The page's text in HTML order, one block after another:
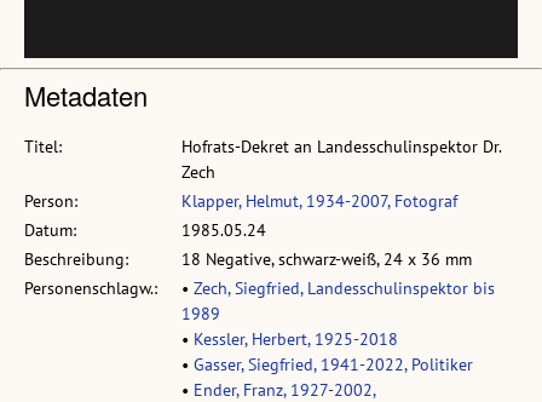
Metadaten
Titel:
Hofrats-Dekret an Landesschulinspektor Dr.
Zech
Person:
Klapper, Helmut, 1934-2007, Fotograf
Datum:
1985.05.24
Beschreibung:
18 Negative, schwarz-weiß, 24 x 36 mm
Personenschlagw.:
• Zech, Siegfried, Landesschulinspektor bis
1989
• Kessler, Herbert, 1925-2018
• Gasser, Siegfried, 1941-2022, Politiker
• Ender, Franz, 1927-2002,